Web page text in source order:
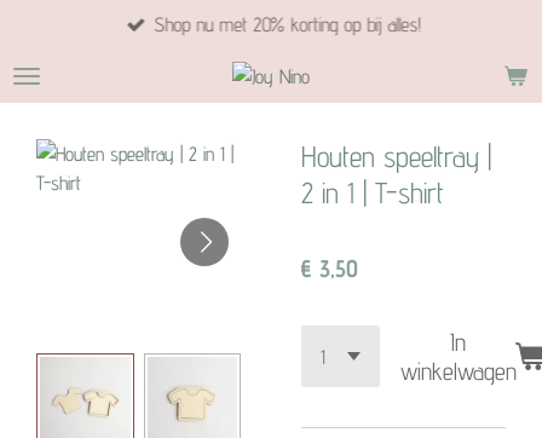
naar
hoofdinhoud
Shop nu met 20% korting op bij alles!
Houten speeltray |
2 in 1 | T-shirt
€ 3,50
In
winkelwagen